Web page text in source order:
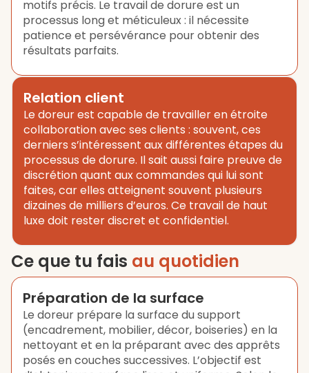
motifs précis. Le travail de dorure est un
processus long et méticuleux : il nécessite
patience et persévérance pour obtenir des
résultats parfaits.
Relation client
Le doreur est capable de travailler en étroite
collaboration avec ses clients : souvent, ces
derniers s’intéressent aux différentes étapes du
processus de dorure. Il sait aussi faire preuve de
discrétion quant aux commandes qui lui sont
faites, car elles atteignent souvent plusieurs
dizaines de milliers d’euros. Ce travail de haut
luxe doit rester discret et confidentiel.
Ce que tu fais au quotidien
Préparation de la surface
Le doreur prépare la surface du support
(encadrement, mobilier, décor, boiseries) en la
nettoyant et en la préparant avec des apprêts
posés en couches successives. L’objectif est